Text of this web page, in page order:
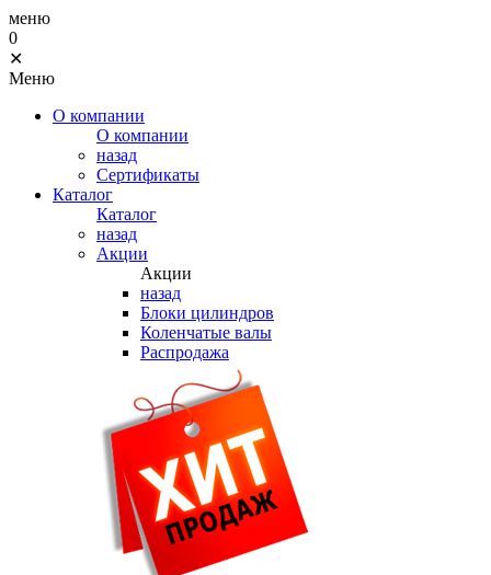
меню
0
✕
Меню
О компании
О компании
назад
Сертификаты
Каталог
Каталог
назад
Акции
Акции
назад
Блоки цилиндров
Коленчатые валы
Распродажа